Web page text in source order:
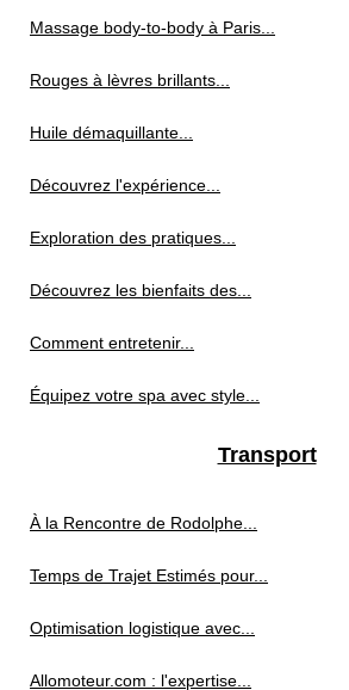
Massage body-to-body à Paris...
Rouges à lèvres brillants...
Huile démaquillante...
Découvrez l'expérience...
Exploration des pratiques...
Découvrez les bienfaits des...
Comment entretenir...
Équipez votre spa avec style...
Transport
À la Rencontre de Rodolphe...
Temps de Trajet Estimés pour...
Optimisation logistique avec...
Allomoteur.com : l'expertise...